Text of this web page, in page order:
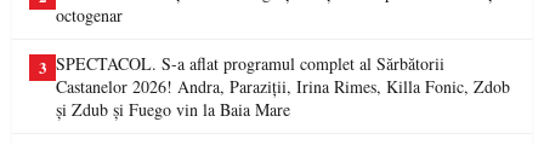
octogenar
3 SPECTACOL. S-a aflat programul complet al Sărbătorii
Castanelor 2026! Andra, Paraziții, Irina Rimes, Killa Fonic, Zdob
și Zdub și Fuego vin la Baia Mare